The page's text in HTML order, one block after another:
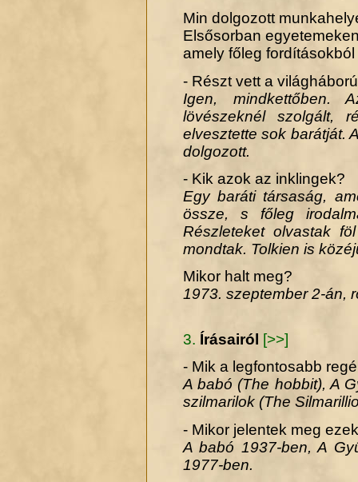
Min dolgozott
Elsősorban
amely főleg
- Részt vett a
Igen, mindkettőben.
lövészeknél szolgált,
elvesztette sok barátját.
dolgozott.
- Kik azok az inklingek?
Egy baráti társaság,
össze, s főleg
Részleteket olvastak
mondtak. Tolkien is
Mikor halt meg?
1973. szeptember 2-án,
3. Írásairól [>>]
- Mik a legfontosabb
A babó (The hobbit), A
szilmarilok (The
- Mikor jelentek meg
A babó 1937-ben, A
1977-ben.